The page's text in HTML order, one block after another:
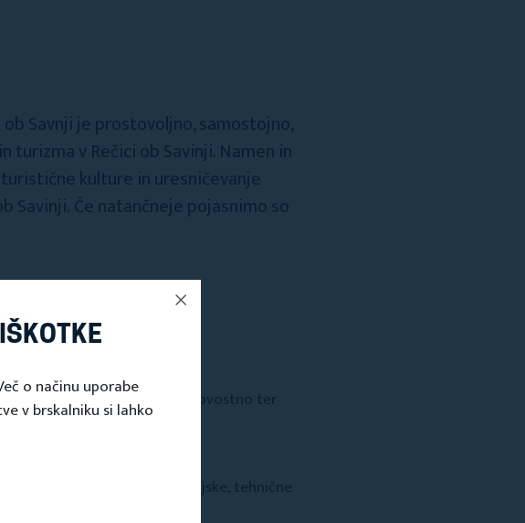
Savnji je prostovoljno, samostojno,
v Rečici ob Savinji. Namen in
kulture in uresničevanje
Savinji. Če natančneje pojasnimo so
okolje v kraju,
za varno, zdravo, kakovostno ter
kulturne, športne, rekreacijske, tehnične
o načinu uporabe
v brskalniku si lahko